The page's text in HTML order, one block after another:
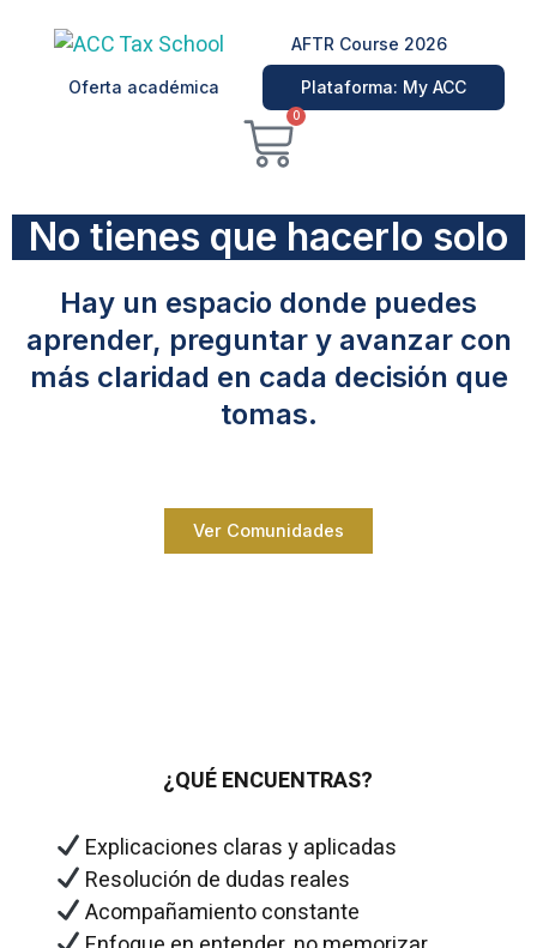
contenido
AFTR Course 2026
Oferta académica Plataforma: My ACC
0
Carrito
No tienes que hacerlo solo
Hay un espacio donde puedes
aprender, preguntar y avanzar con
más claridad en cada decisión que
tomas.
Ver Comunidades
¿QUÉ ENCUENTRAS?
Explicaciones claras y aplicadas
Resolución de dudas reales
Acompañamiento constante